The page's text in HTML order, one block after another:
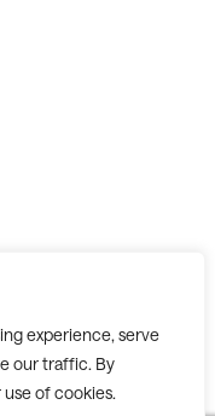
experience, serve
our traffic. By
of cookies.